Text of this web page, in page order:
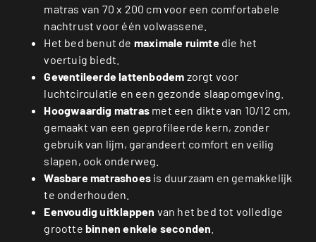
matras van 70 x 200 cm voor een comfortabele
nachtrust voor één volwassene.
Het bed benut de maximale ruimtedie het
voertuig biedt.
Geventileerde lattenbodem zorgt voor
luchtcirculatie en een gezonde slaapomgeving.
Hoogwaardig matras met een dikte van 10/12 cm,
gemaakt van een geprofileerde kern, zonder
gebruik van lijm, garandeert comfort en veilig
slapen, ook onderweg.
Wasbare matrashoes is duurzaam en gemakkelijk
te onderhouden.
Eenvoudig uitklappen van het bed tot volledige
grootte binnen enkele seconden